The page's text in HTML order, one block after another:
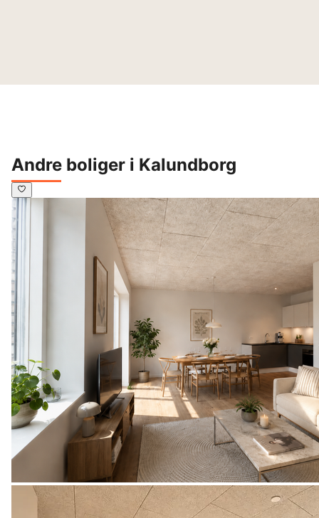
Andre boliger i Kalundborg